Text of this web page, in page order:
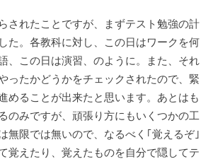
されたことですが、まずテスト勉強の計
た。各教科に対し、この日はワークを何
、この日は演習、のように。また、それ
ったかどうかをチェックされたので、緊
めることが出来たと思います。あとはも
のみですが、頑張り方にもいくつかの工
無限では無いので、なるべく｢覚えるぞ｣
覚えたり、覚えたものを自分で隠してテ